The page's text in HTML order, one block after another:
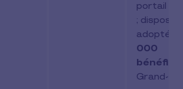
portail
;
adopté
000
Grand-